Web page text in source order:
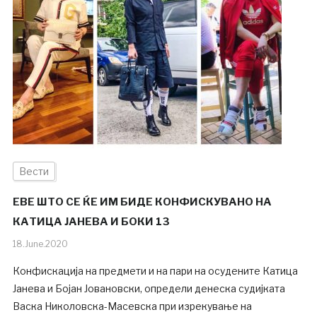
Вести
ЕВЕ ШТО СЕ ЌЕ ИМ БИДЕ КОНФИСКУВАНО НА
КАТИЦА ЈАНЕВА И БОКИ 13
18.June.2020
Конфискација на предмети и на пари на осудените Катица
Јанева и Бојан Јовановски, определи денеска судијката
Васка Николовска-Масевска при изрекување на